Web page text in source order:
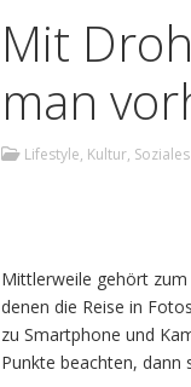
Mit
man
Lifestyle, Kultur, Soziales
Mittlerweile gehört
denen die Reise in
zu Smartphone und
Punkte beachten, dann